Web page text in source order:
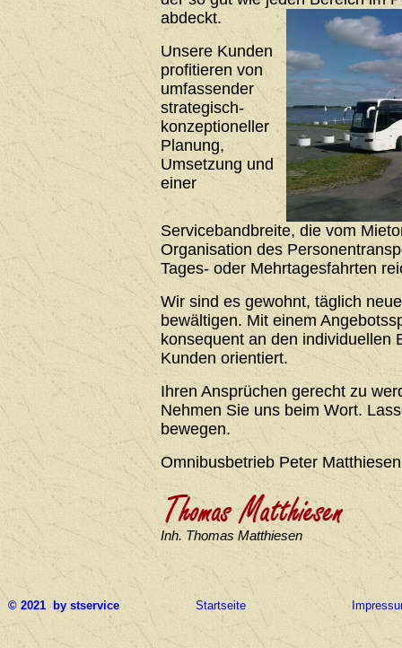
abdeckt.
Unsere Kunden
profitieren von
umfassender
strategisch-
konzeptioneller
Planung,
Umsetzung und
einer
Servicebandbreite, die vom
Organisation des
Tages- oder Mehrtagesfahrten
Wir sind es gewohnt, täglich
bewältigen. Mit einem
konsequent an den individuellen
Kunden orientiert.
Ihren Ansprüchen gerecht zu
Nehmen Sie uns beim Wort.
bewegen.
Omnibusbetrieb Peter Matthiesen
Inh. Thomas Matthiesen
© 2021 by stservice Startseite